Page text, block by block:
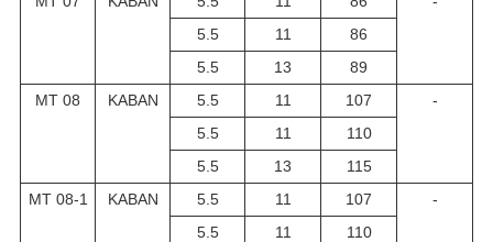
5.5
11
86
5.5
13
89
MT 08
KABAN 5.5 11 107
-
5.5
11
110
5.5
13
115
MT 08-1
KABAN 5.5 11 107
-
5.5
11
110